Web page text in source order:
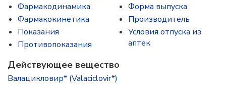
Фармакодинамика
Фармакокинетика
Показания
Противопоказания
Форма выпуска
Производитель
Условия отпуска из
аптек
Действующее вещество
Валацикловир* (Valaciclovir*)